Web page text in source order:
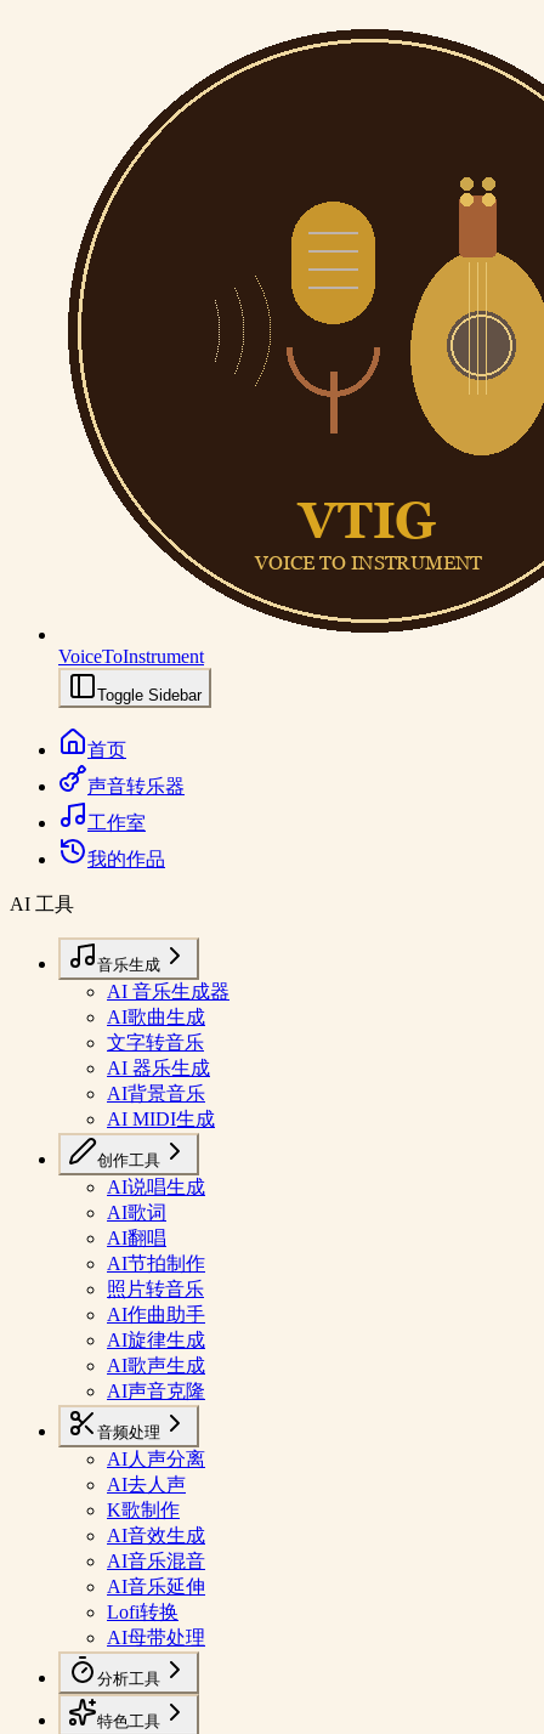
VoiceToInstrument
Toggle Sidebar
首页
声音转乐器
工作室
我的作品
AI 工具
音乐生成
AI 音乐生成器
AI歌曲生成
文字转音乐
AI 器乐生成
AI背景音乐
AI MIDI生成
创作工具
AI说唱生成
AI歌词
AI翻唱
AI节拍制作
照片转音乐
AI作曲助手
AI旋律生成
AI歌声生成
AI声音克隆
音频处理
AI人声分离
AI去人声
K歌制作
AI音效生成
AI音乐混音
AI音乐延伸
Lofi转换
AI母带处理
分析工具
特色工具